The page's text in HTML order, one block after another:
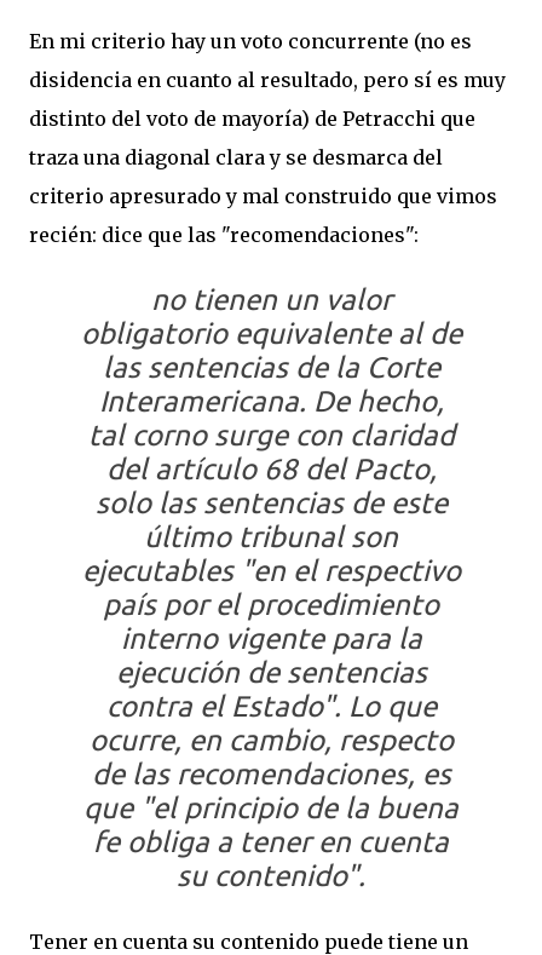
En mi criterio hay un voto concurrente (no es
disidencia en cuanto al resultado, pero sí es muy
distinto del voto de mayoría) de Petracchi que
traza una diagonal clara y se desmarca del
criterio apresurado y mal construido que vimos
recién: dice que las "recomendaciones":
no tienen un valor
obligatorio equivalente al de
las sentencias de la Corte
Interamericana. De hecho,
tal corno surge con claridad
del artículo 68 del Pacto,
solo las sentencias de este
último tribunal son
ejecutables "en el respectivo
país por el procedimiento
interno vigente para la
ejecución de sentencias
contra el Estado". Lo que
ocurre, en cambio, respecto
de las recomendaciones, es
que "el principio de la buena
fe obliga a tener en cuenta
su contenido".
Tener en cuenta su contenido puede tiene un